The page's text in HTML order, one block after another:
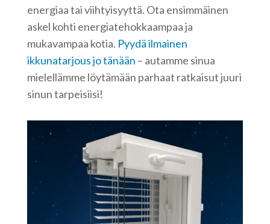
energiaa tai viihtyisyyttä. Ota ensimmäinen
askel kohti energiatehokkaampaa ja
mukavampaa kotia. Pyydä ilmainen
ikkunatarjous jo tänään – autamme sinua
mielellämme löytämään parhaat ratkaisut juuri
sinun tarpeisiisi!
Videotoistin